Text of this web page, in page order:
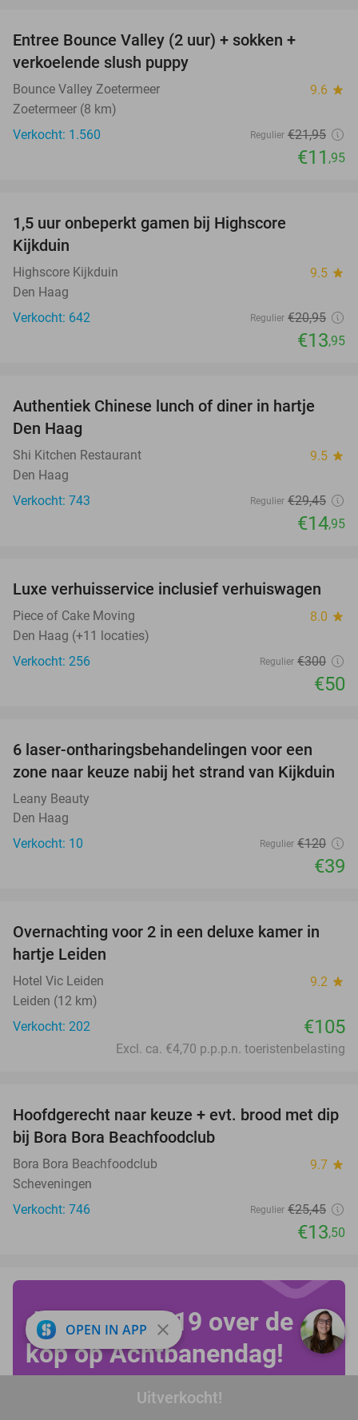
Uitverkocht!
Entree Bounce Valley (2 uur) + sokken +
verkoelende slush puppy
Bounce Valley Zoetermeer 9.6 star
Zoetermeer (8 km)
Verkocht: 1.560
Regulier €21,95
€11 ,95
1,5 uur onbeperkt gamen bij Highscore
Kijkduin
Highscore Kijkduin 9.5 star
Den Haag
Verkocht: 642
Regulier €20,95
€13,95
49%
Authentiek Chinese lunch of diner in hartje
Den Haag
Shi Kitchen Restaurant 9.5 star
Den Haag
Verkocht: 743
Regulier €29,45
€14,95
83%
Luxe verhuisservice inclusief verhuiswagen
Piece of Cake Moving 8.0 star
Den Haag (+11 locaties)
Verkocht: 256
Regulier €300
€50
68%
6 laser-ontharingsbehandelingen voor een
zone naar keuze nabij het strand van Kijkduin
Leany Beauty
Den Haag
Verkocht: 10
Regulier €120
€39
Overnachting voor 2 in een deluxe kamer in
hartje Leiden
Hotel Vic Leiden 9.2 star
Leiden (12 km)
Verkocht: 202
€105
Excl. ca. €4,70 p.p.p.n. toeristenbelasting
47%
Hoofdgerecht naar keuze + evt. brood met dip
bij Bora Bora Beachfoodclub
Bora Bora Beachfoodclub 9.7 star
Scheveningen
Verkocht: 746
Regulier €25,45
€13,50
draai vanaf €19 over de
kop op Achtbanendag!
OPEN IN APP close